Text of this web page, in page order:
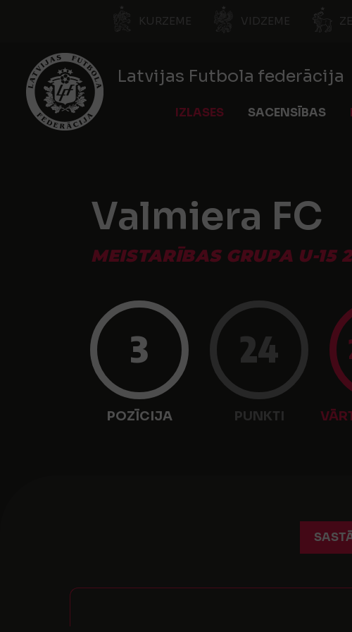
KURZEME VIDZEME
Latvijas Futbola federācija
IZLASES SACENSĪBAS
Valmiera FC
MEISTARĪBAS GRUPA U-15
3
POZĪCIJA
24
PUNKTI